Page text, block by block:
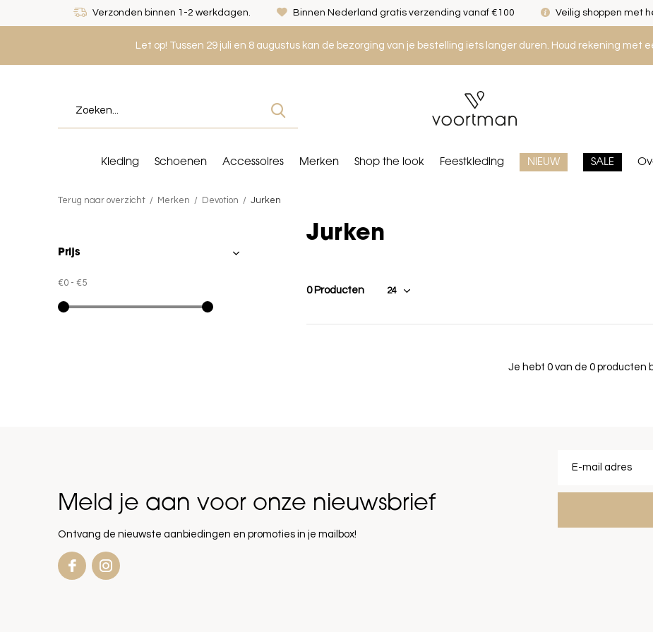
Let op! Tussen 29 juli en 8 augustus kan de bezorging van je bestelling iets langer duren. Houd rekening met
Kleding Schoenen Accessoires Merken Shop the look Feestkleding NIEUW SALE
Verzonden binnen 1-2 werkdagen. Binnen Nederland gratis verzending vanaf €100 Veilig shoppen met
Terug naar overzicht Merken Devotion Jurken
Jurken
0 Producten
Je hebt 0 van de 0 producten
Prijs
€0 - €5
Meld je aan voor onze nieuwsbrief
Ontvang de nieuwste aanbiedingen en promoties in je mailbox!